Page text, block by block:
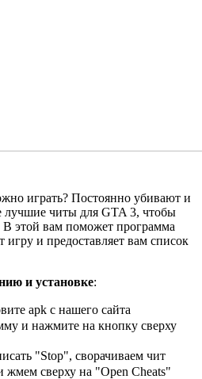
играть? Постоянно убивают и
лучшие читы для GTA 3, чтобы
В этой вам поможет программа
игру и предоставляет вам список
и установке:
apk с нашего сайта
и нажмите на кнопку сверху
"Stop", сворачиваем чит
жмем сверху на "Open Cheats"